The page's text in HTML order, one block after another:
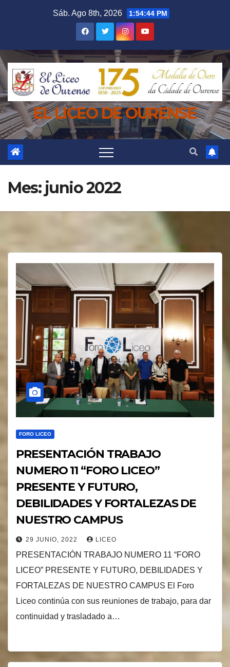
Sáb. Ago 8th, 2026 1:54:46 PM
EL LICEO DE OURENSE
Mes: junio 2022
FORO LICEO
PRESENTACIÓN TRABAJO
NUMERO 11 “FORO LICEO”
PRESENTE Y FUTURO,
DEBILIDADES Y FORTALEZAS DE
NUESTRO CAMPUS
29 JUNIO, 2022 LICEO
PRESENTACIÓN TRABAJO NUMERO 11 “FORO
LICEO” PRESENTE Y FUTURO, DEBILIDADES Y
FORTALEZAS DE NUESTRO CAMPUS El Foro
Liceo continúa con sus reuniones de trabajo, para dar
continuidad y trasladado a…